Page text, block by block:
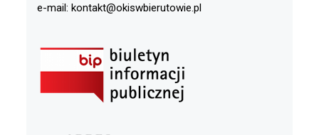
e-mail: kontakt@okiswbierutowie.pl